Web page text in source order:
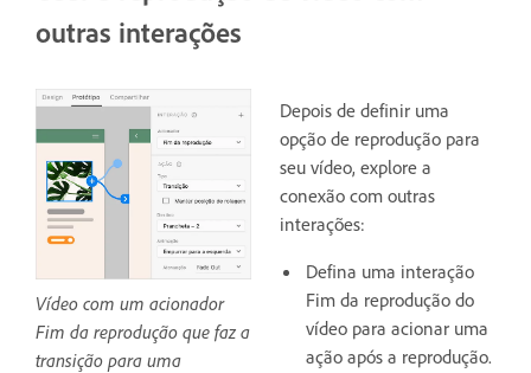
outras interações
Vídeo com um acionador
Fim da reprodução que faz a
transição para uma
Depois de definir uma
opção de reprodução para
seu vídeo, explore a
conexão com outras
interações:
Defina uma interação
Fim da reprodução do
vídeo para acionar uma
ação após a reprodução.